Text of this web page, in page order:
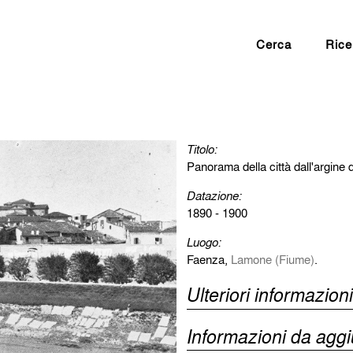
Cerca
Titolo:
Panorama della città dall'argine
Datazione:
1890 - 1900
Luogo:
Faenza, Lamone (Fiume).
Ulteriori informazioni
Informazioni da